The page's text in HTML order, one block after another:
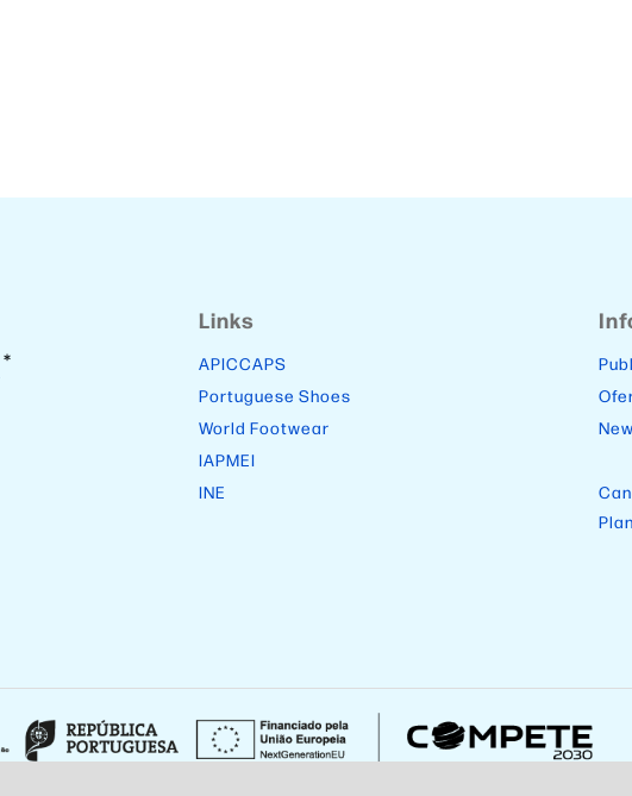
*
Links
APICCAPS
Portuguese Shoes
World Footwear
IAPMEI
INE